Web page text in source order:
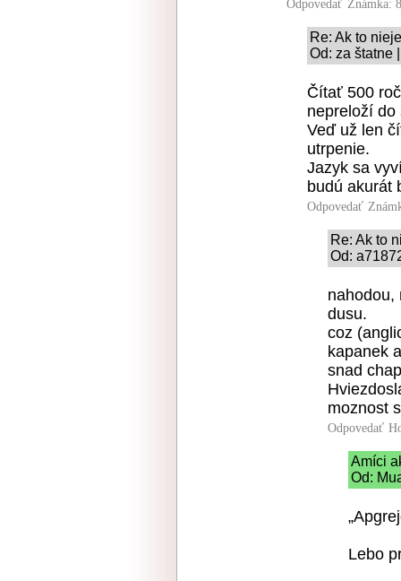
Odpovedať Známka:
Re: Ak to
Od: za štatne
Čítať 500
nepreloží do
Veď už len
utrpenie.
Jazyk sa
budú akurát
Odpovedať
Re: Ak to
Od:
nahodou,
dusu.
coz
kapanek
snad
moznost
Odpovedať
Amíci
Od:
Lebo